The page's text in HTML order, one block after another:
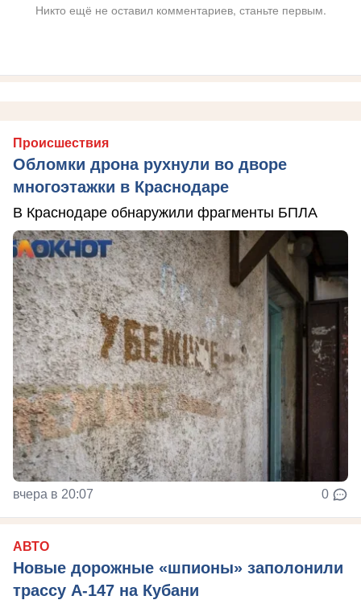
Никто ещё не оставил комментариев, станьте первым.
Происшествия
Обломки дрона рухнули во дворе
многоэтажки в Краснодаре
В Краснодаре обнаружили фрагменты БПЛА
вчера в 20:07 0
АВТО
Новые дорожные «шпионы» заполонили
трассу А-147 на Кубани